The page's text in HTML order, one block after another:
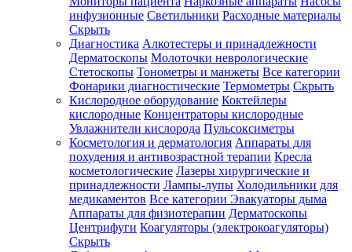
инфузионные Светильники Расходные материалы
Скрыть
Диагностика Алкотестеры и принадлежности
Дерматоскопы Молоточки неврологические
Стетоскопы Тонометры и манжеты Все категории
Фонарики диагностические Термометры Скрыть
Кислородное оборудование Коктейлеры
кислородные Концентраторы кислородные
Увлажнители кислорода Пульсоксиметры
Косметология и дерматология Аппараты для
похудения и антивозрастной терапии Кресла
косметологические Лазеры хирургические и
принадлежности Лампы-лупы Холодильники для
медикаментов Все категории Эвакуаторы дыма
Аппараты для физиотерапии Дерматоскопы
Центрифуги Коагуляторы (электрокоагуляторы)
Скрыть